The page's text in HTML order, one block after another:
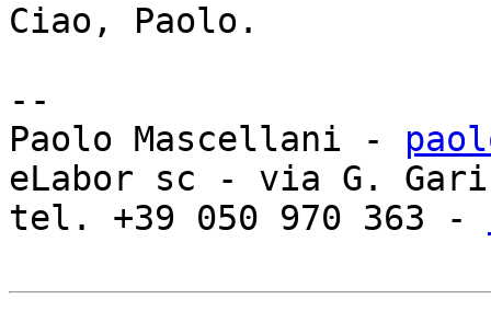
Ciao, Paolo.
--
Paolo Mascellani -
eLabor sc - via G.
tel. +39 050 970 363 -